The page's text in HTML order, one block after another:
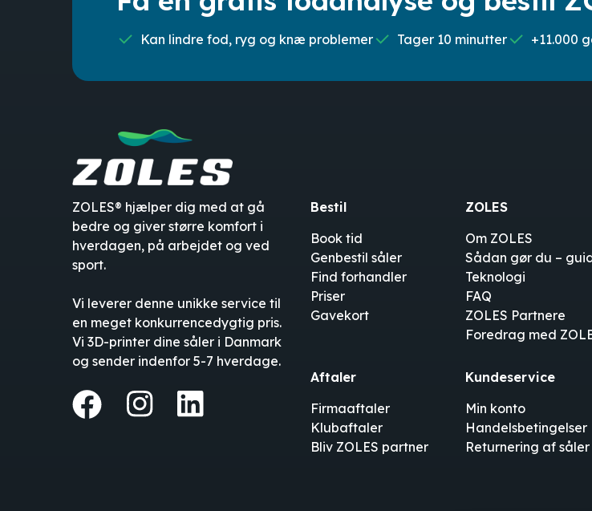
Kan lindre fod, ryg og knæ problemer Tager 10 minutter +11.000
ZOLES® hjælper dig med at gå
bedre og giver større komfort i
hverdagen, på arbejdet og ved
sport.
Vi leverer denne unikke service til
en meget konkurrencedygtig pris.
Vi 3D-printer dine såler i Danmark
og sender indenfor 5-7 hverdage.
Bestil
Book tid
Genbestil såler
Find forhandler
Priser
Gavekort
Aftaler
Firmaaftaler
Klubaftaler
Bliv ZOLES partner
ZOLES
Om ZOLES
Sådan gør du –
Teknologi
FAQ
ZOLES Partnere
Foredrag med
Kundeservice
Min konto
Handelsbetingelser
Returnering af såler